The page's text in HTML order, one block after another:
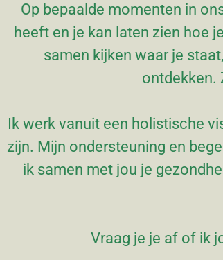
Op bepaalde momenten in
heeft en je kan laten zien hoe
samen kijken waar je
ontdekken.
Ik werk vanuit een holistische
zijn. Mijn ondersteuning en
ik samen met jou je
Vraag je je af of ik